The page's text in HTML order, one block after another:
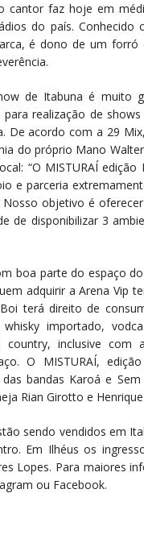
cantor faz hoje em
do país.
é dono de um
de Itabuna é muito
realização de
De acordo com a 29
do próprio Mano
“O MISTURAÍ
e parceria
Nosso objetivo é
de disponibilizar 3
boa parte do espaço
adquirir a Arena Vip
terá direito de
importado,
country, inclusive
O MISTURAÍ,
bandas Karoá e
Rian Girotto e
sendo vendidos em
Em Ilhéus os
Lopes. Para maiores
ou Facebook.